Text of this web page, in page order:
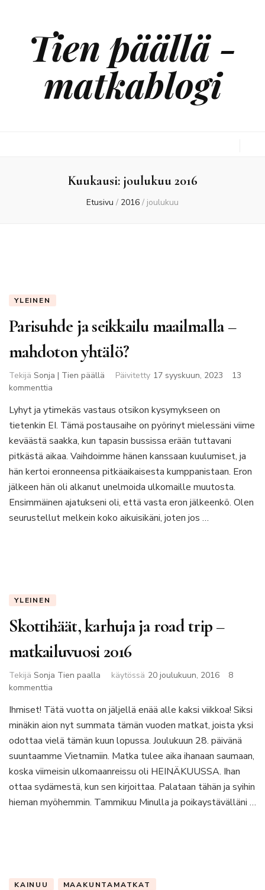
Tien päällä -
matkablogi
Kuukausi: joulukuu 2016
Etusivu / 2016 / joulukuu
YLEINEN
Parisuhde ja seikkailu maailmalla –
mahdoton yhtälö?
Tekijä Sonja | Tien päällä Päivitetty 17 syyskuun, 2023
13
kommenttia
ja
seikkailu
maailmalla
mahdoton
yhtälö?
Lyhyt ja ytimekäs vastaus otsikon kysymykseen on
tietenkin EI. Tämä postausaihe on pyörinyt mielessäni viime
keväästä saakka, kun tapasin bussissa erään tuttavani
pitkästä aikaa. Vaihdoimme hänen kanssaan kuulumiset, ja
hän kertoi eronneensa pitkäaikaisesta kumppanistaan. Eron
jälkeen hän oli alkanut unelmoida ulkomaille muutosta.
Ensimmäinen ajatukseni oli, että vasta eron jälkeenkö. Olen
seurustellut melkein koko aikuisikäni, joten jos …
YLEINEN
Skottihäät, karhuja ja road trip –
matkailuvuosi 2016
Tekijä Sonja Tien paalla käytössä 20 joulukuun, 2016
8
kommenttia
karhuja
ja
road
–
matkailuvuosi
2016
Ihmiset! Tätä vuotta on jäljellä enää alle kaksi viikkoa! Siksi
minäkin aion nyt summata tämän vuoden matkat, joista yksi
odottaa vielä tämän kuun lopussa. Joulukuun 28. päivänä
suuntaamme Vietnamiin. Matka tulee aika ihanaan saumaan,
koska viimeisin ulkomaanreissu oli HEINÄKUUSSA. Ihan
ottaa sydämestä, kun sen kirjoittaa. Palataan tähän ja syihin
hieman myöhemmin. Tammikuu Minulla ja poikaystävälläni …
KAINUU MAAKUNTAMATKAT